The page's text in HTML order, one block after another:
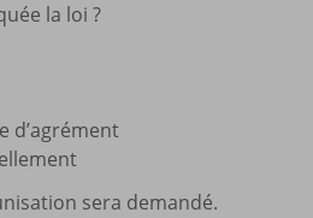
la loi ?
d’agrément
sera demandé.